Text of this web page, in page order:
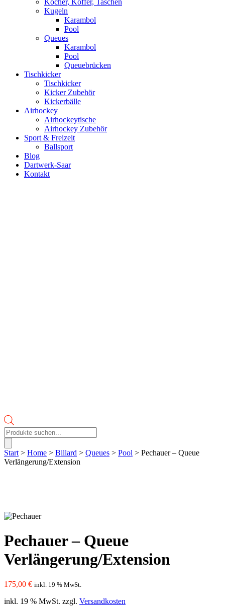
Kugeln
Karambol
Pool
Queues
Karambol
Pool
Queuebrücken
Tischkicker
Tischkicker
Kicker Zubehör
Kickerbälle
Airhockey
Airhockeytische
Airhockey Zubehör
Sport & Freizeit
Ballsport
Blog
Dartwerk-Saar
Kontakt
Products
search
Start > Home > Billard > Queues > Pool > Pechauer – Queue
Verlängerung/Extension
Pechauer – Queue
Verlängerung/Extension
175,00 € inkl. 19 % MwSt.
inkl. 19 % MwSt. zzgl. Versandkosten